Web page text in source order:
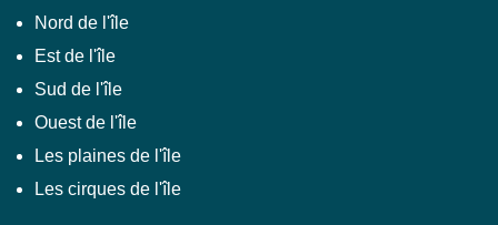
Nord de l'île
Est de l'île
Sud de l'île
Ouest de l'île
Les plaines de l'île
Les cirques de l'île